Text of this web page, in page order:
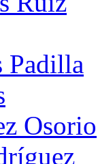
Padilla
Osorio